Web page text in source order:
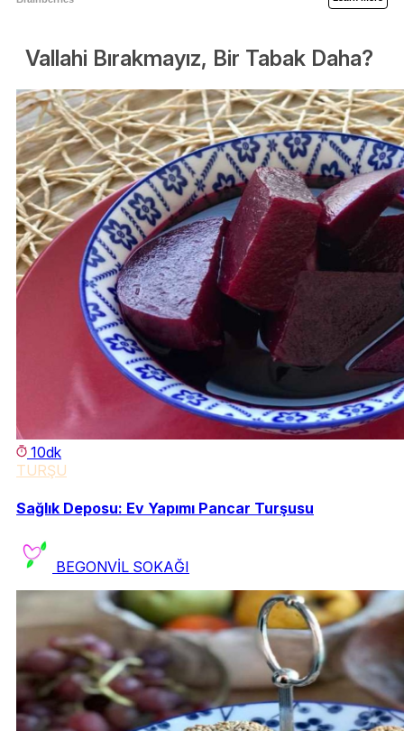
Vallahi Bırakmayız, Bir Tabak Daha?
10dk
TURŞU
Sağlık Deposu: Ev Yapımı Pancar Turşusu
BEGONVİL SOKAĞI